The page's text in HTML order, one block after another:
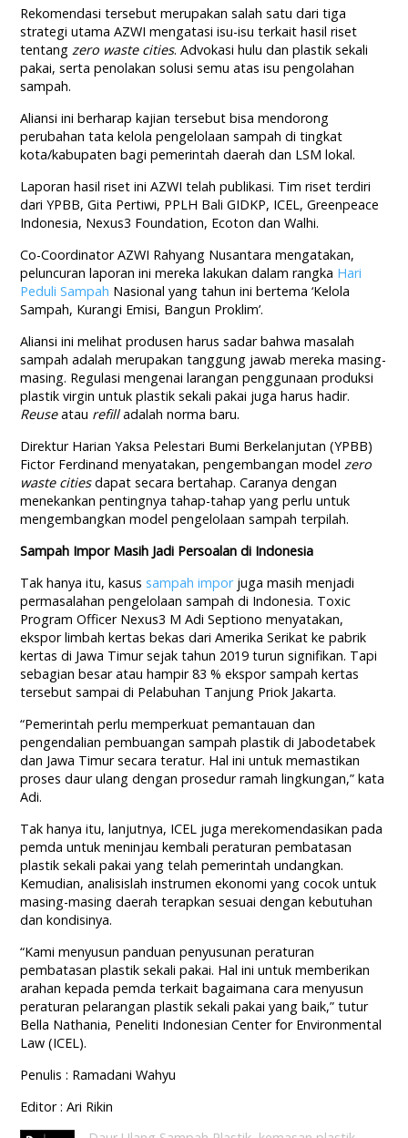
Rekomendasi tersebut merupakan salah satu dari tiga
strategi utama AZWI mengatasi isu-isu terkait hasil riset
tentangzero waste cities. Advokasi hulu dan plastik sekali
pakai, serta penolakan solusi semu atas isu pengolahan
sampah.
Aliansi ini berharap kajian tersebut bisa mendorong
perubahan tata kelola pengelolaan sampah di tingkat
kota/kabupaten bagi pemerintah daerah dan LSM lokal.
Laporan hasil riset ini AZWI telah publikasi. Tim riset terdiri
dari YPBB, Gita Pertiwi, PPLH Bali GIDKP, ICEL, Greenpeace
Indonesia, Nexus3 Foundation, Ecoton dan Walhi.
Co-Coordinator AZWI Rahyang Nusantara mengatakan,
peluncuran laporan ini mereka lakukan dalam rangka Hari
Peduli Sampah Nasional yang tahun ini bertema ‘Kelola
Sampah, Kurangi Emisi, Bangun Proklim’.
Aliansi ini melihat produsen harus sadar bahwa masalah
sampah adalah merupakan tanggung jawab mereka masing-
masing. Regulasi mengenai larangan penggunaan produksi
plastik virgin untuk plastik sekali pakai juga harus hadir.
Reuseatau refilladalah norma baru.
Direktur Harian Yaksa Pelestari Bumi Berkelanjutan (YPBB)
Fictor Ferdinand menyatakan, pengembangan modelzero
waste citiesdapat secara bertahap. Caranya dengan
menekankan pentingnya tahap-tahap yang perlu untuk
mengembangkan model pengelolaan sampah terpilah.
Sampah Impor Masih Jadi Persoalan di Indonesia
Tak hanya itu, kasus sampah imporjuga masih menjadi
permasalahan pengelolaan sampah di Indonesia. Toxic
Program Officer Nexus3 M Adi Septiono menyatakan,
ekspor limbah kertas bekas dari Amerika Serikat ke pabrik
kertas di Jawa Timur sejak tahun 2019 turun signifikan. Tapi
sebagian besar atau hampir 83 % ekspor sampah kertas
tersebut sampai di Pelabuhan Tanjung Priok Jakarta.
“Pemerintah perlu memperkuat pemantauan dan
pengendalian pembuangan sampah plastik di Jabodetabek
dan Jawa Timur secara teratur. Hal ini untuk memastikan
proses daur ulang dengan prosedur ramah lingkungan,” kata
Adi.
Tak hanya itu, lanjutnya, ICEL juga merekomendasikan pada
pemda untuk meninjau kembali peraturan pembatasan
plastik sekali pakai yang telah pemerintah undangkan.
Kemudian, analisislah instrumen ekonomi yang cocok untuk
masing-masing daerah terapkan sesuai dengan kebutuhan
dan kondisinya.
“Kami menyusun panduan penyusunan peraturan
pembatasan plastik sekali pakai. Hal ini untuk memberikan
arahan kepada pemda terkait bagaimana cara menyusun
peraturan pelarangan plastik sekali pakai yang baik,” tutur
Bella Nathania, Peneliti Indonesian Center for Environmental
Law (ICEL).
Penulis : Ramadani Wahyu
Editor : Ari Rikin